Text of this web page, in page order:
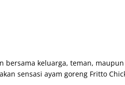
bersama keluarga, teman,
sensasi ayam goreng Fritto